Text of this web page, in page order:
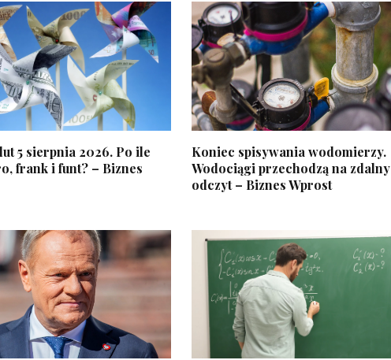
5 sierpnia 2026. Po ile
frank i funt? – Biznes
Koniec spisywania wodomierzy.
Wodociągi przechodzą na zdalny
odczyt – Biznes Wprost